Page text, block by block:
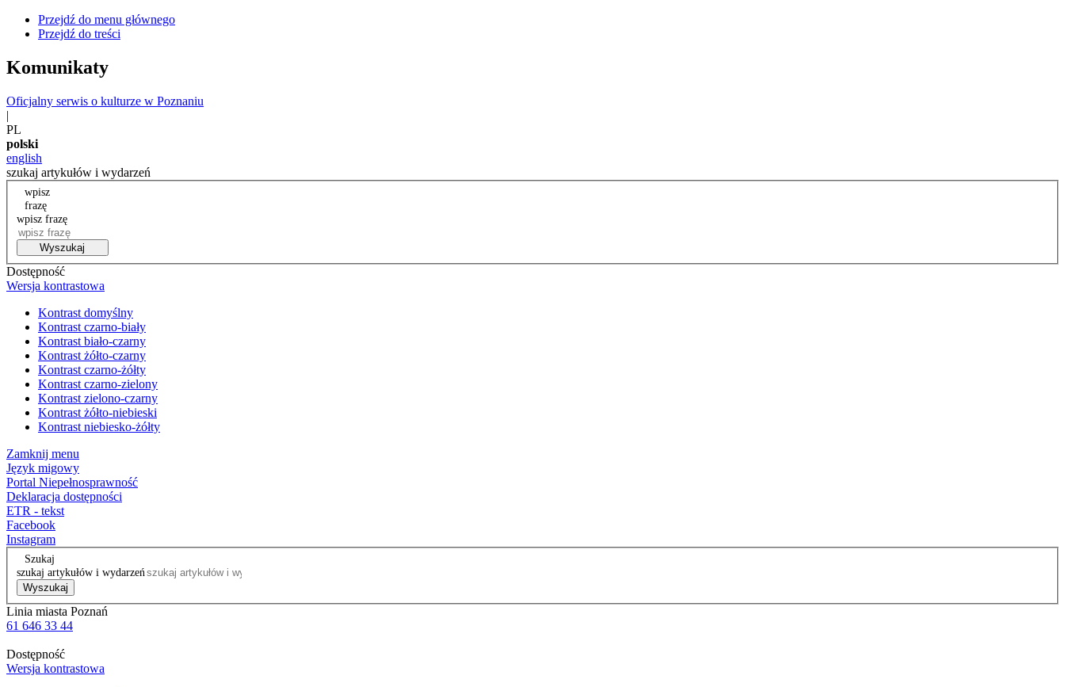
Przejdź do menu głównego
Przejdź do treści
Komunikaty
Oficjalny serwis o kulturze w Poznaniu
|
PL
polski
english
szukaj artykułów i wydarzeń
wpisz
frazę
wpisz frazę
Wyszukaj
Dostępność
Wersja kontrastowa
Kontrast domyślny
Kontrast czarno-biały
Kontrast biało-czarny
Kontrast żółto-czarny
Kontrast czarno-żółty
Kontrast czarno-zielony
Kontrast zielono-czarny
Kontrast żółto-niebieski
Kontrast niebiesko-żółty
Zamknij menu
Język migowy
Portal Niepełnosprawność
Deklaracja dostępności
ETR - tekst
Facebook
Instagram
Szukaj
szukaj artykułów i wydarzeń
Wyszukaj
Linia miasta Poznań
61 646 33 44
Dostępność
Wersja kontrastowa